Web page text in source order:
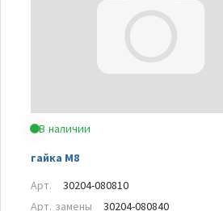
В наличии
гайка M8
Арт.
30204-080810
Арт. замены
30204-080840